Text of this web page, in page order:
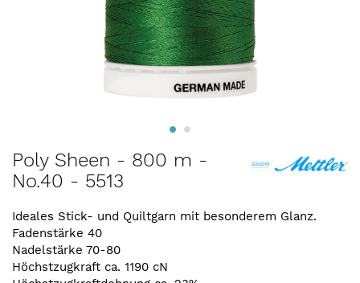
Zum
Anfang
der
springen
Poly Sheen - 800 m -
No.40 - 5513
Ideales Stick- und Quiltgarn mit besonderem Glanz.
Fadenstärke 40
Nadelstärke 70-80
Höchstzugkraft ca. 1190 cN